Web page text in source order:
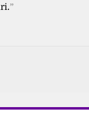
”